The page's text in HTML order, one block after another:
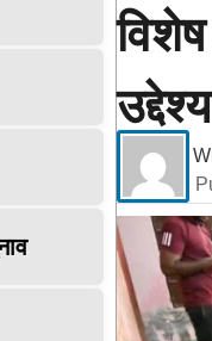
उद्देश्य